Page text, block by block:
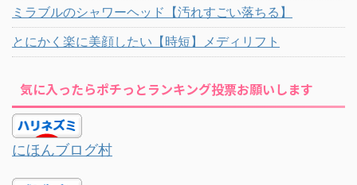
ミラブルのシャワーヘッド【汚れすごい落ちる】
とにかく楽に美顔したい【時短】メディリフト
気に入ったらポチっとランキング投票お願いします
にほんブログ村